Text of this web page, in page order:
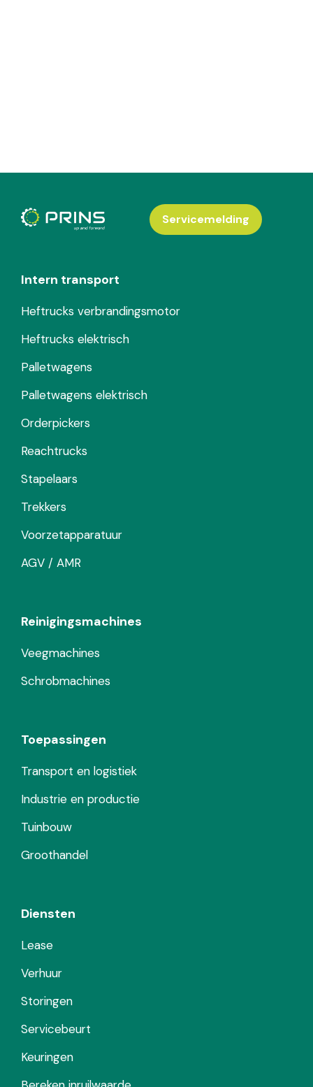
Intern transport
Heftrucks verbrandingsmotor
Heftrucks elektrisch
Palletwagens
Palletwagens elektrisch
Orderpickers
Reachtrucks
Stapelaars
Trekkers
Voorzetapparatuur
AGV / AMR
Reinigingsmachines
Veegmachines
Schrobmachines
Toepassingen
Transport en logistiek
Industrie en productie
Tuinbouw
Groothandel
Diensten
Lease
Verhuur
Storingen
Servicebeurt
Keuringen
Servicemelding